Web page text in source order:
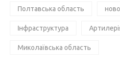
Полтавська область
Інфраструктура
Миколаївська область